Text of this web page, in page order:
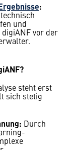
:
und
vor der
steht erst
sich stetig
Durch